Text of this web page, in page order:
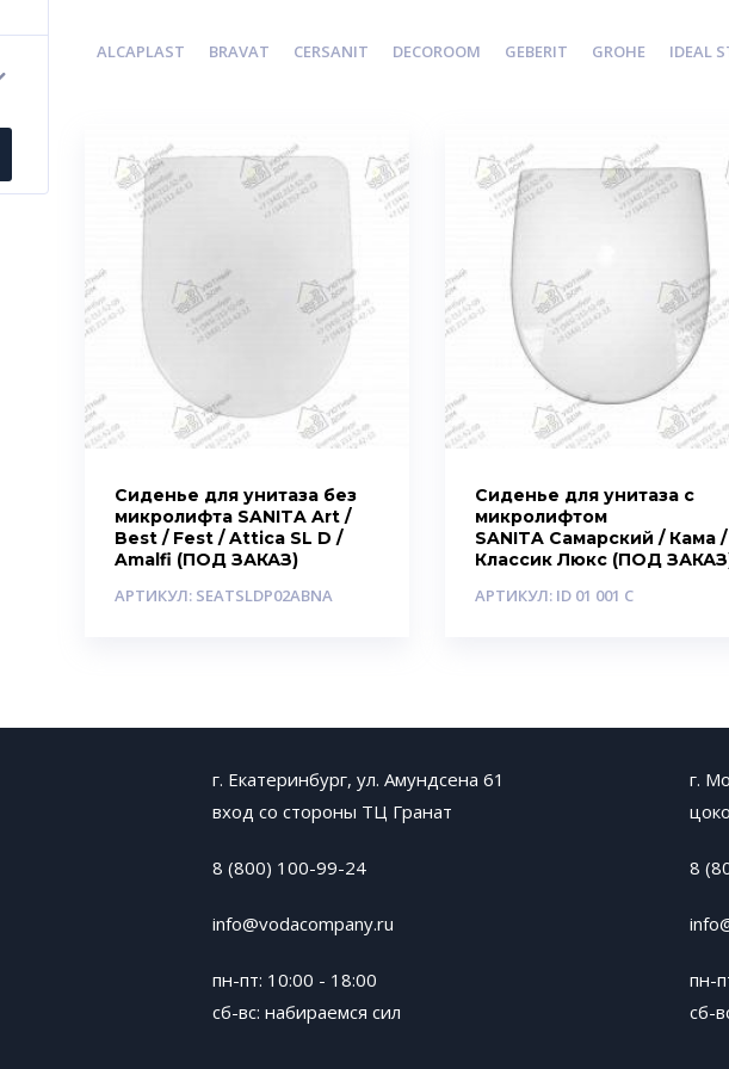
ALCAPLAST BRAVAT CERSANIT DECOROOM GEBERIT GROHE IDEAL
Сиденье для унитаза без
микролифта SANITA Art /
Best / Fest / Attica SL D /
Amalfi (ПОД ЗАКАЗ)
АРТИКУЛ: SEATSLDP02ABNA
Сиденье для унитаза с
микролифтом
SANITA Самарский / Кама /
Классик Люкс (ПОД
АРТИКУЛ: ID 01 001 C
г. Екатеринбург, ул. Амундсена 61
вход со стороны ТЦ Гранат
8 (800) 100-99-24
info@vodacompany.ru
пн-пт: 10:00 - 18:00
сб-вс: набираемся сил
г.
8
пн-
сб-